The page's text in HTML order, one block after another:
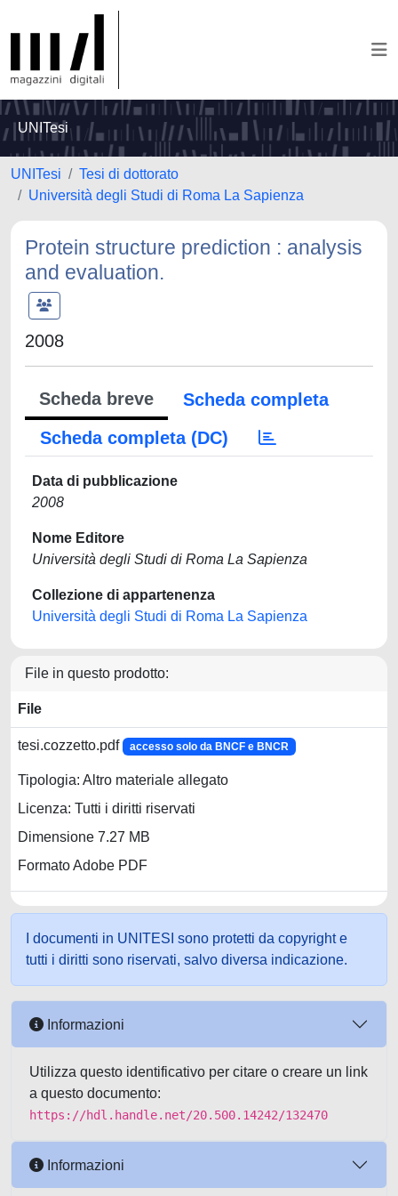
UNITesi
UNITesi
Tesi di dottorato
Università degli Studi di Roma La Sapienza
Protein structure prediction : analysis
and evaluation.
2008
Scheda breve
Scheda completa
Scheda completa (DC)
Data di pubblicazione
2008
Nome Editore
Università degli Studi di Roma La Sapienza
Collezione di appartenenza
Università degli Studi di Roma La Sapienza
File in questo prodotto:
File
tesi.cozzetto.pdf accesso solo da BNCF e BNCR
Tipologia: Altro materiale allegato
Licenza: Tutti i diritti riservati
Dimensione 7.27 MB
Formato Adobe PDF
I documenti in UNITESI sono protetti da copyright e
tutti i diritti sono riservati, salvo diversa indicazione.
Informazioni
Utilizza questo identificativo per citare o creare un link
a questo documento:
https://hdl.handle.net/20.500.14242/132470
Informazioni